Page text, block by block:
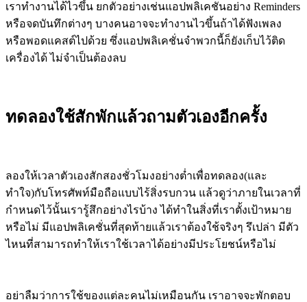
เราทำงานได้ไวขึ้น ยกตัวอย่างเช่นแอปพลิเคชันอย่าง Reminders
หรือจดบันทึกต่างๆ บางคนอาจจะทำงานไวขึ้นถ้าได้ฟังเพลง
หรือพอดแคสต์ไปด้วย ซึ่งแอปพลิเคชั่นจำพวกนี้ก็ยังเก็บไว้ติด
เครื่องได้ ไม่จำเป็นต้องลบ
ทดลองใช้สักพักแล้วถามตัวเองอีกครั้ง
ลองให้เวลาตัวเองสักสองชั่วโมงอย่างต่ำเพื่อทดลอง(และ
ทำใจ)กับโทรศัพท์มือถือแบบไร้สิ่งรบกวน แล้วดูว่าภายในเวลาที่
กำหนดไว้นั้นเรารู้สึกอย่างไรบ้าง ได้ทำในสิ่งที่เราตั้งเป้าหมาย
หรือไม่ มีแอปพลิเคชั่นที่สุดท้ายแล้วเราต้องใช้จริงๆ รึเปล่า มีตัว
ไหนที่สามารถทำให้เราใช้เวลาได้อย่างมีประโยชน์หรือไม่
อย่าลืมว่าการใช้ของแต่ละคนไม่เหมือนกัน เราอาจจะพักตอบ